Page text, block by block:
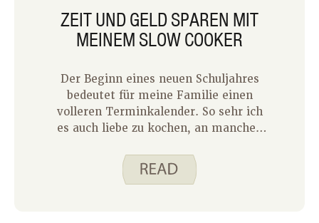
ZEIT UND GELD SPAREN MIT
MEINEM SLOW COOKER
Der Beginn eines neuen Schuljahres
bedeutet für meine Familie einen
volleren Terminkalender. So sehr ich
es auch liebe zu kochen, an manchen
die Zeit oder die Energie. Slow Cooker
Rezepte und One-Pot Gerichte stehen